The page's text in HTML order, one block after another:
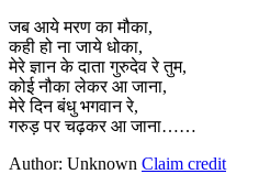
जब आये मरण का मौका,
कही हो ना जाये धोका,
मेरे ज्ञान के दाता गुरुदेव रे तुम,
कोई नौका लेकर आ जाना,
मेरे दिन बंधु भगवान रे,
गरुड़ पर चढ़कर आ जाना……
Author: Unknown Claim credit